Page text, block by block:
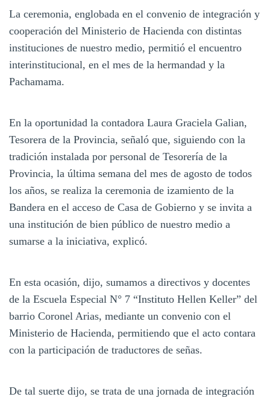
La ceremonia, englobada en el convenio de integración y
cooperación del Ministerio de Hacienda con distintas
instituciones de nuestro medio, permitió el encuentro
interinstitucional, en el mes de la hermandad y la
Pachamama.
En la oportunidad la contadora Laura Graciela Galian,
Tesorera de la Provincia, señaló que, siguiendo con la
tradición instalada por personal de Tesorería de la
Provincia, la última semana del mes de agosto de todos
los años, se realiza la ceremonia de izamiento de la
Bandera en el acceso de Casa de Gobierno y se invita a
una institución de bien público de nuestro medio a
sumarse a la iniciativa, explicó.
En esta ocasión, dijo, sumamos a directivos y docentes
de la Escuela Especial N° 7 “Instituto Hellen Keller” del
barrio Coronel Arias, mediante un convenio con el
Ministerio de Hacienda, permitiendo que el acto contara
con la participación de traductores de señas.
De tal suerte dijo, se trata de una jornada de integración